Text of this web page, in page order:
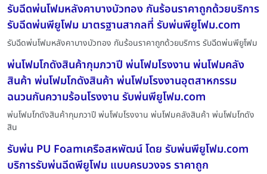
รับฉีดพ่นโฟมหลังคาบางบัวทอง กันร้อนราคาถูกด้วยบริการ
รับฉีดพ่นพียูโฟม มาตรฐานสากลที่ รับพ่นพียูโฟม.com
รับฉีดพ่นโฟมหลังคาบางบัวทอง กันร้อนราคาถูกด้วยบริการ รับฉีดพ่นพียูโฟม
พ่นโฟมโกดังสินค้ากุมภวาปี พ่นโฟมโรงงาน พ่นโฟมคลัง
สินค้า พ่นโฟมโกดังสินค้า พ่นโฟมโรงงานอุตสาหกรรม
ฉนวนกันความร้อนโรงงาน รับพ่นพียูโฟม.com
พ่นโฟมโกดังสินค้ากุมภวาปี พ่นโฟมโรงงาน พ่นโฟมคลังสินค้า พ่นโฟมโกดัง
สิน
รับพ่น PU Foamเครือสหพัฒน์ โดย รับพ่นพียูโฟม.com
บริการรับพ่นฉีดพียูโฟม แบบครบวงจร ราคาถูก